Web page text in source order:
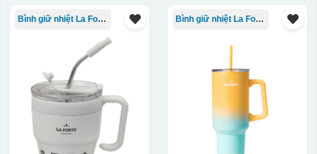
không phai theo thời
gian
Không thể tẩy xoá
được nếu in sai,
hoặc rất khó khắn
Khó khăn trong việc
in 1 số màu: Màu
hồng cánh sen,
Thông tin, hình ảnh in
trên chất liệu decal
đẹp, sắc nét, không
bị lem
Bình giữ nhiệt La Fonte Bình giữ nhiệt La Fonte